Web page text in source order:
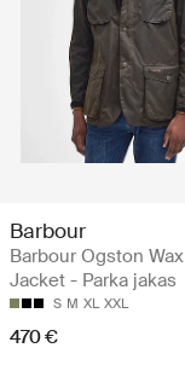
Barbour
Barbour Ogston Wax
Jacket - Parka jakas
S M XL XXL
470 €